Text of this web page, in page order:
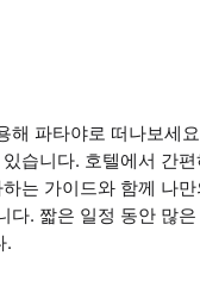
해 파타야로 떠나보세
습니다. 호텔에서 간
는 가이드와 함께 나
다. 짧은 일정 동안 많
.